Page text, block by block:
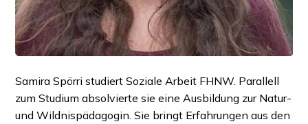
Samira Spörri studiert Soziale Arbeit FHNW. Parallell
zum Studium absolvierte sie eine Ausbildung zur Natur-
und Wildnispädagogin. Sie bringt Erfahrungen aus den